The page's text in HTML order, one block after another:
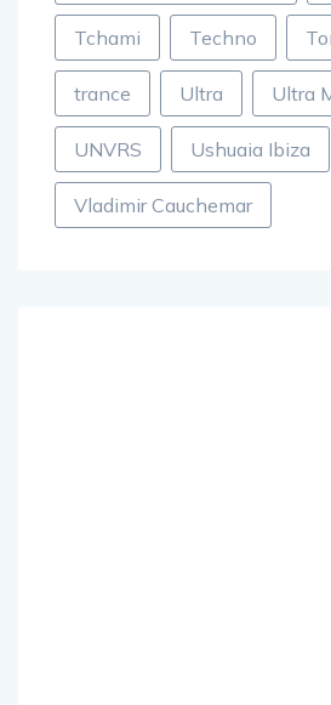
Tchami Techno
trance Ultra Ultra
UNVRS Ushuaia Ibiza
Vladimir Cauchemar